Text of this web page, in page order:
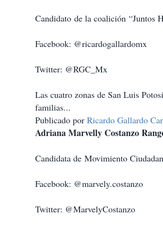
Candidato de la coalición “Juntos
Facebook: @ricardogallardomx
Twitter: @RGC_Mx
Las cuatro zonas de San Luis
familias...
Publicado por Ricardo Gallardo
Adriana Marvelly Costanzo
Candidata de Movimiento
Facebook: @marvely.costanzo
Twitter: @MarvelyCostanzo